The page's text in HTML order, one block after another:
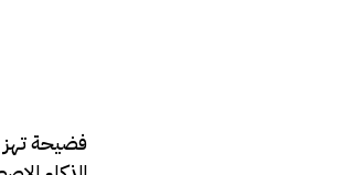
فضيحة تهز